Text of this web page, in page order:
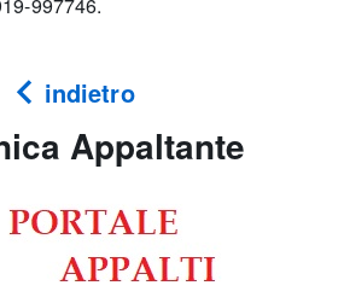
997746.
indietro
Appaltante